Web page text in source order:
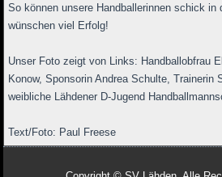
So können unsere Handballerinnen schick
wünschen viel Erfolg!
Unser Foto zeigt von Links: Handballobfrau
Konow, Sponsorin Andrea Schulte, Trainerin
weibliche Lähdener D-Jugend
Text/Foto: Paul Freese